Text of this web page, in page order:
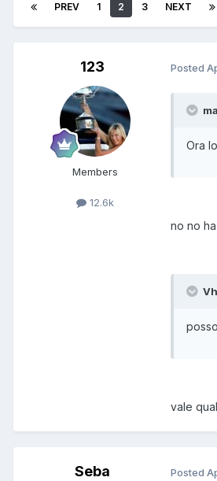
PREV 1 2 3 NEXT
123
Members
12.6k
Posted
Ora
no no
vale
Seba Posted